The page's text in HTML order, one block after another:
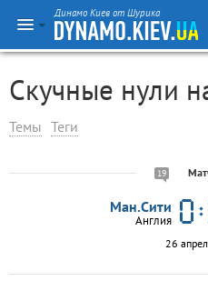
Динамо Киев от Шурика
Скучные нули
Темы Теги
19
Ман.Сити
Англия
26